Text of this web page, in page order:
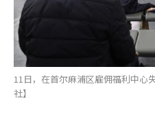
11日，在首尔麻浦区雇佣福利中心
社】